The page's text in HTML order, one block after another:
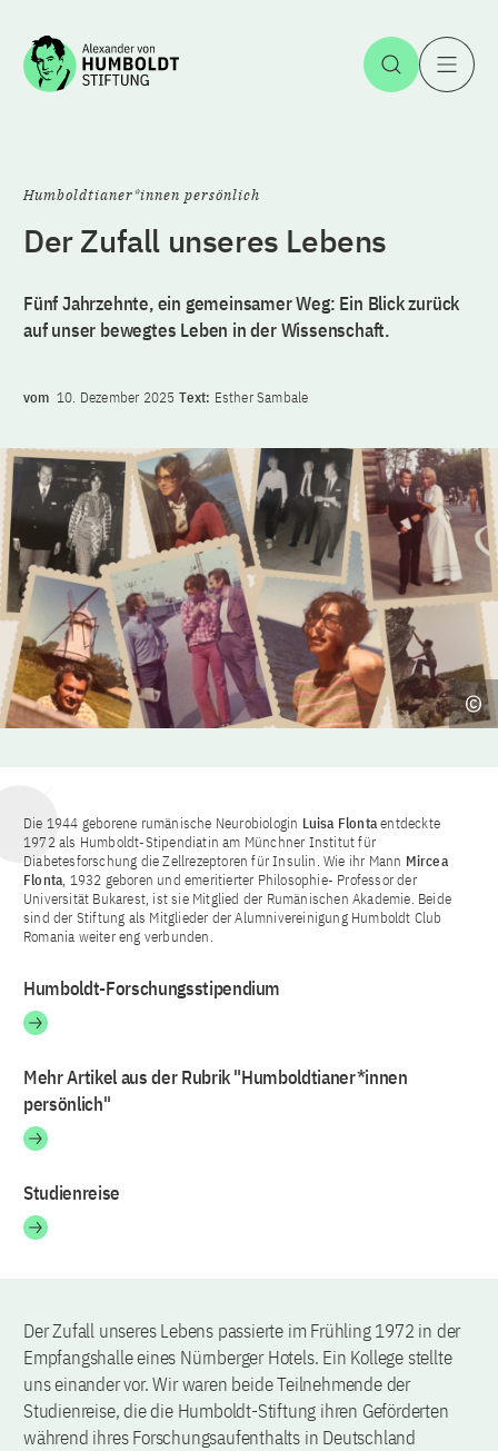
Zum Inhalt springen Suche
Humboldtianer*innen persönlich
Der Zufall unseres Lebens
Fünf Jahrzehnte, ein gemeinsamer Weg: Ein Blick zurück
auf unser bewegtes Leben in der Wissenschaft.
vom 10. Dezember 2025 Text: Esther Sambale
Die 1944 geborene rumänische Neurobiologin Luisa Flontaentdeckte
1972 als Humboldt-Stipendiatin am Münchner Institut für
Diabetesforschung die Zellrezeptoren für Insulin. Wie ihr Mann Mircea
Flonta, 1932 geboren und emeritierter Philosophie- Professor der
Universität Bukarest, ist sie Mitglied der Rumänischen Akademie. Beide
sind der Stiftung als Mitglieder der Alumnivereinigung Humboldt Club
Romania weiter eng verbunden.
Humboldt-Forschungsstipendium
Mehr Artikel aus der Rubrik "Humboldtianer*innen
persönlich"
Studienreise
Der Zufall unseres Lebens passierte im Frühling 1972 in der
Empfangshalle eines Nürnberger Hotels. Ein Kollege stellte
uns einander vor. Wir waren beide Teilnehmende der
Studienreise, die die Humboldt-Stiftung ihren Geförderten
während ihres Forschungsaufenthalts in Deutschland